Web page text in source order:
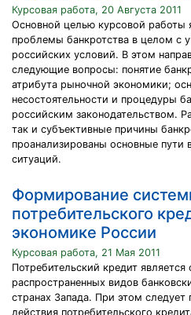
Курсовая работа, 20 Августа 2011
Основной целью курсовой работы
проблемы банкротства в целом с
российских условий. В этом
следующие вопросы: понятие
атрибута рыночной экономики;
несостоятельности и процедуры
российским законодательством.
так и субъективные причины
проанализированы основные пути
ситуаций.
Формирование
потребительского
экономике России
Курсовая работа, 21 Мая 2011
Потребительский кредит
распространенных видов
странах Запада. При этом следует
действия потребительского